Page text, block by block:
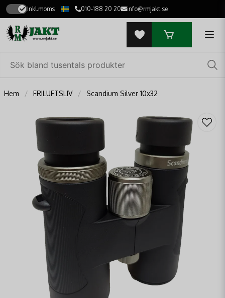
Inkl.moms 010-188 20 20 info@rmjakt.se
Hem FRILUFTSLIV Scandium Silver 10x32